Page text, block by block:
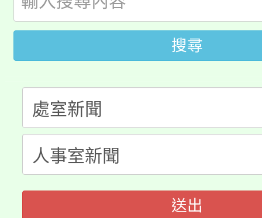
代理(課)教師甄選結果
轉知中國文化大學推廣
《TA101》溝通分析基
心理、諮商輔導、社會
系所師生報名參加。
轉知苗栗縣政府辦理
門員」簡章及活動海報
踴躍報名參加。
要點
「桃園市補助參觀特色
展演活動實施計畫」
115年度「教育部表揚
義教育推展貢獻獎」
搜尋
送出